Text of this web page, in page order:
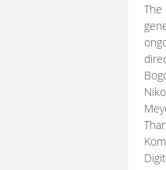
The